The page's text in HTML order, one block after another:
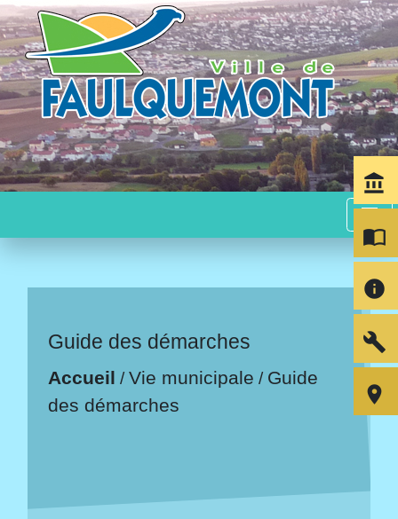
menu
Guide des démarches
Accueil /Vie municipale / Guide
des démarches
account_balance
import_contacts
info
build
room